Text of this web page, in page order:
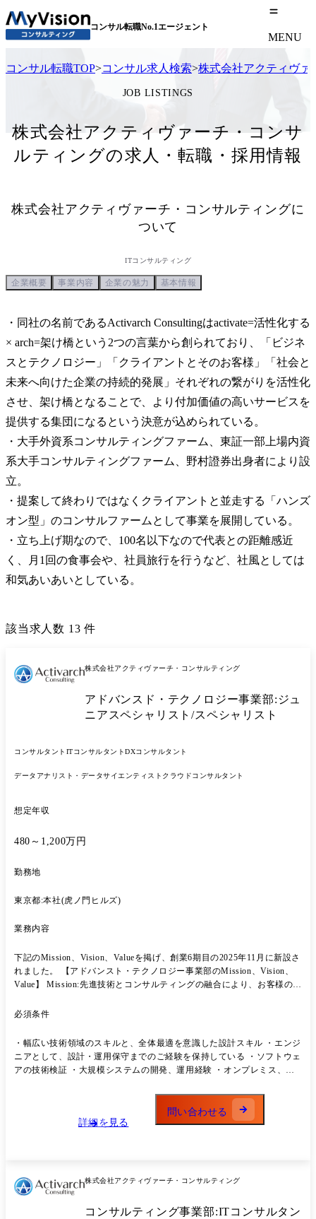
コンサル転職No.1エージェント
MENU
コンサル転職TOP>コンサル求人検索>株式会社アクティヴァ
JOB LISTINGS
株式会社アクティヴァーチ・コンサ
ルティングの求人・転職・採用情報
株式会社アクティヴァーチ・コンサルティングに
ついて
ITコンサルティング
企業概要 事業内容 企業の魅力 基本情報
・同社の名前であるActivarch Consultingはactivate=活性化する
× arch=架け橋という2つの言葉から創られており、「ビジネ
スとテクノロジー」「クライアントとそのお客様」「社会と
未来へ向けた企業の持続的発展」それぞれの繋がりを活性化
させ、架け橋となることで、より付加価値の高いサービスを
提供する集団になるという決意が込められている。
・大手外資系コンサルティングファーム、東証一部上場内資
系大手コンサルティングファーム、野村證券出身者により設
立。
・提案して終わりではなくクライアントと並走する「ハンズ
オン型」のコンサルファームとして事業を展開している。
・立ち上げ期なので、100名以下なので代表との距離感近
く、月1回の食事会や、社員旅行を行うなど、社風としては
和気あいあいとしている。
該当求人数 13 件
株式会社アクティヴァーチ・コンサルティング
アドバンスド・テクノロジー事業部:ジュ
ニアスペシャリスト/スペシャリスト
コンサルタント ITコンサルタントDXコンサルタント
データアナリスト・データサイエンティスト クラウドコンサルタント
想定年収
480～1,200万円
勤務地
東京都:本社(虎ノ門ヒルズ)
業務内容
下記のMission、Vision、Valueを掲げ、創業6期目の2025年11月に新設さ
れました。 【アドバンスト・テクノロジー事業部のMission、Vision、
Value】 Mission:先進技術とコンサルティングの融合により、お客様の事
コンサルティングの知見を活かし、変化に強いソリューションを提供す
手法に挑み、変化をチャンスと捉える 誠実-お客様・社会・仲間に対し
て誠実に向き合い、信頼を築く 協働-多様な専門性を尊重し、チームで
価値を最大化する 成長-個人と組織の成長を追求し、学び続ける文化を
貫してカバーすることで、クライアントにより深く寄り添いながら、コ
ンサルティング事業部とのサイクリックな連携によるシナジー創出を目
指します。 コンサルマインドを持ち、より高い視座から課題を捉え、高
必須条件
・幅広い技術領域のスキルと、全体最適を意識した設計スキル ・エンジ
ニアとして、設計・運用保守までのご経験を保持している ・ソフトウェ
アの技術検証 ・大規模システムの開発、運用経験 ・オンプレミス、ク
詳細を見る
問い合わせる
株式会社アクティヴァーチ・コンサルティング
コンサルティング事業部:ITコンサルタン